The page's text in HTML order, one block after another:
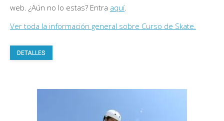
web. ¿Aún no lo estas? Entra aquí.
Ver toda la información general sobre Curso de Skate.
DETALLES
múltiples